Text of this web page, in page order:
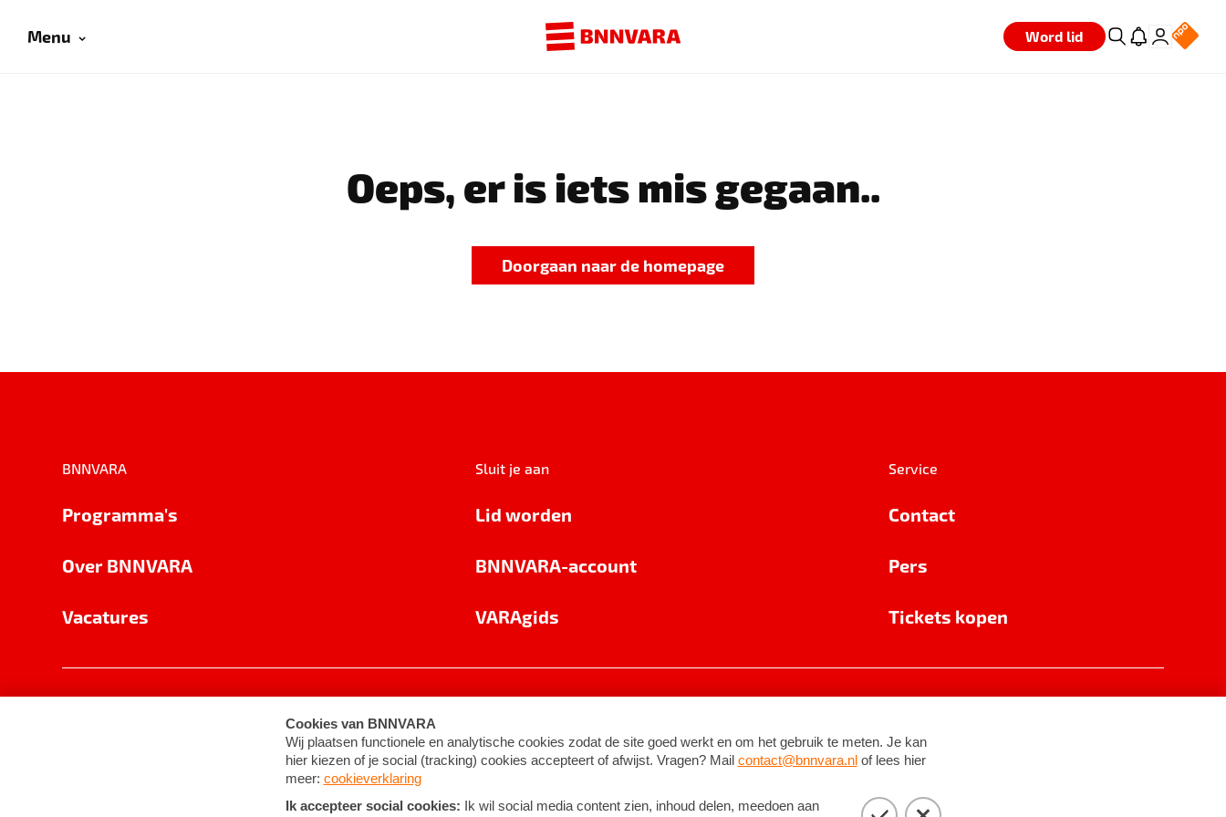
Menu Word lid
Oeps, er is iets mis gegaan..
Doorgaan naar de homepage
BNNVARA
Programma's
Over BNNVARA
Vacatures
Sluit je aan
Lid worden
BNNVARA-account
VARAgids
Service
Contact
Pers
Tickets kopen
Cookie-instellingen Algemene voorwaarden ©2026BNNVARA